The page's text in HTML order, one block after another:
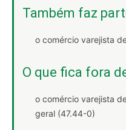
Também faz
o comércio varejista
O que fica fora
o comércio varejista
geral (47.44-0)